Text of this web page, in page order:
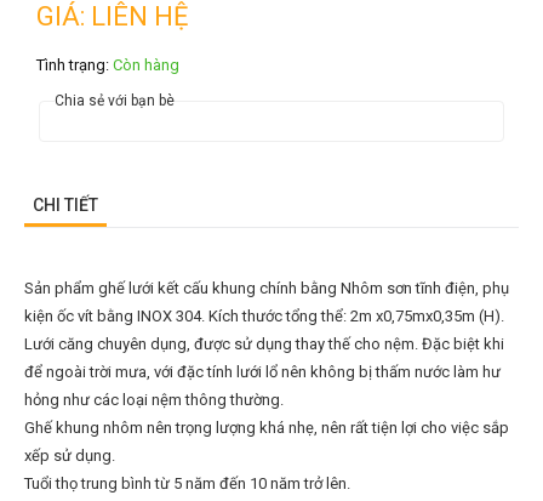
GIÁ: LIÊN HỆ
Tình trạng: Còn hàng
Chia sẻ với bạn bè
CHI TIẾT
Sản phẩm ghế lưới kết cấu khung chính bằng Nhôm sơn tĩnh điện, phụ
kiện ốc vít bằng INOX 304. Kích thước tổng thể: 2m x0,75mx0,35m (H).
Lưới căng chuyên dụng, được sử dụng thay thế cho nệm. Đặc biệt khi
để ngoài trời mưa, với đặc tính lưới lổ nên không bị thấm nước làm hư
hỏng như các loại nệm thông thường.
Ghế khung nhôm nên trọng lượng khá nhẹ, nên rất tiện lợi cho việc sắp
xếp sử dụng.
Tuổi thọ trung bình từ 5 năm đến 10 năm trở lên.